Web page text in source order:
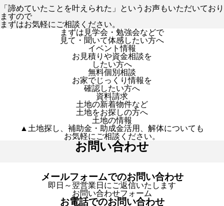
「諦めていたことを叶えられた」というお声もいただいており
ますので
まずはお気軽にご相談ください。
まずは見学会・勉強会などで
見て・聞いて体感したい方へ
イベント情報
お見積りや資金相談を
したい方へ
無料個別相談
お家でじっくり情報を
確認したい方へ
資料請求
土地の新着物件など
土地をお探しの方へ
土地の情報
▲土地探し、補助金・助成金活用、解体についても
お気軽にご相談ください。
お問い合わせ
メールフォームでのお問い合わせ
即日～翌営業日にご返信いたします
お問い合わせフォーム
お電話でのお問い合わせ